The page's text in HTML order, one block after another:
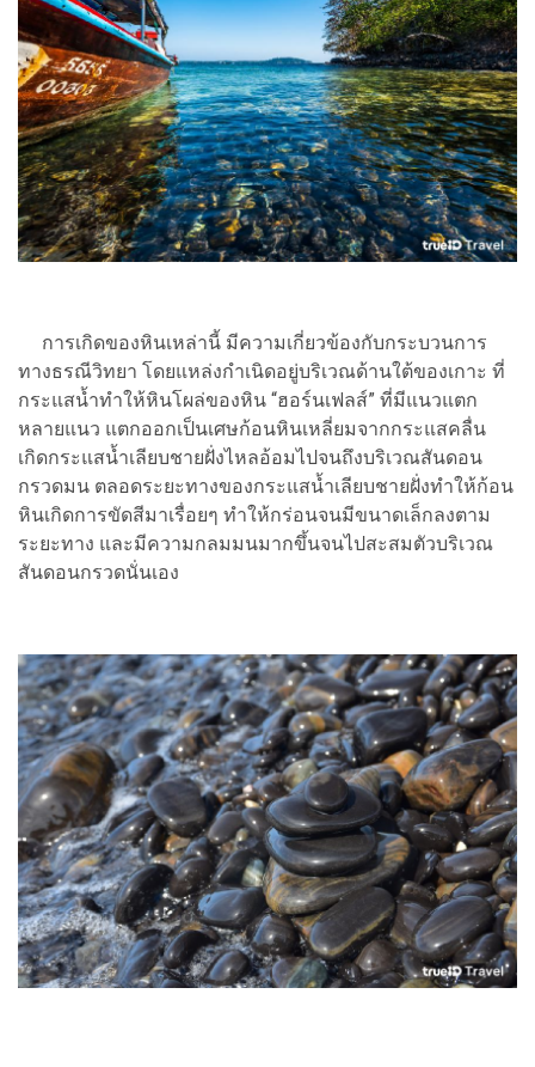
การเกิดของหินเหล่านี้ มีความเกี่ยวข้องกับกระบวนการ
ทางธรณีวิทยา โดยแหล่งกำเนิดอยู่บริเวณด้านใต้ของเกาะ ที่
กระแสน้ำทำให้หินโผล่ของหิน “ฮอร์นเฟลส์” ที่มีแนวแตก
หลายแนว แตกออกเป็นเศษก้อนหินเหลี่ยมจากกระแสคลื่น
เกิดกระแสน้ำเลียบชายฝั่งไหลอ้อมไปจนถึงบริเวณสันดอน
กรวดมน ตลอดระยะทางของกระแสน้ำเลียบชายฝั่งทำให้ก้อน
หินเกิดการขัดสีมาเรื่อยๆ ทำให้กร่อนจนมีขนาดเล็กลงตาม
ระยะทาง และมีความกลมมนมากขึ้นจนไปสะสมตัวบริเวณ
สันดอนกรวดนั่นเอง